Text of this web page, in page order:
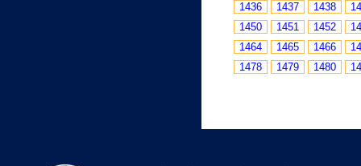
1436
1437 1438
1450
1451 1452
1464
1465 1466
1478
1479 1480